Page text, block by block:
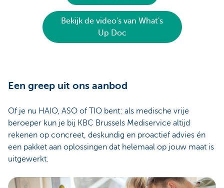
Bekijk de video's van What's
Up Doc
Een greep uit ons aanbod
Of je nu HAIO, ASO of TIO bent: als medische vrije
beroeper kun je bij KBC Brussels Mediservice altijd
rekenen op concreet, deskundig en proactief advies én
een pakket aan oplossingen dat helemaal op jouw maat is
uitgewerkt.